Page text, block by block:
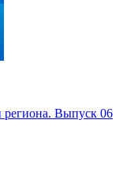
региона. Выпуск 06